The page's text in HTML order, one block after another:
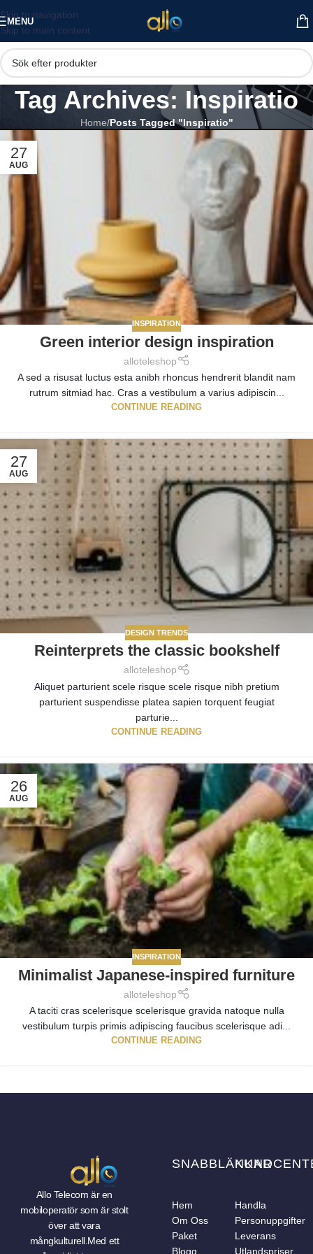
Skip to navigation
Skip to main content
MENU
Tag Archives: Inspiratio
Home/Posts Tagged "Inspiratio"
27
AUG
INSPIRATION
Green interior design inspiration
alloteleshop
A sed a risusat luctus esta anibh rhoncus hendrerit blandit nam
rutrum sitmiad hac. Cras a vestibulum a varius adipiscin...
CONTINUE READING
27
AUG
DESIGN TRENDS
Reinterprets the classic bookshelf
alloteleshop
Aliquet parturient scele risque scele risque nibh pretium
parturient suspendisse platea sapien torquent feugiat
parturie...
CONTINUE READING
26
AUG
INSPIRATION
Minimalist Japanese-inspired furniture
alloteleshop
A taciti cras scelerisque scelerisque gravida natoque nulla
vestibulum turpis primis adipiscing faucibus scelerisque adi...
CONTINUE READING
Allo Telecom är en
mobiloperatör som är stolt
över att vara
mångkulturell.Med ett
SNABBLÄNKAR
Hem
Om Oss
Paket
Blogg
Handla
Personuppgifter
Leverans
Utlandspriser